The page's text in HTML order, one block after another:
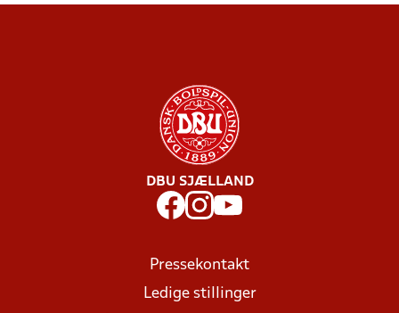
DBU SJÆLLAND
Pressekontakt
Ledige stillinger